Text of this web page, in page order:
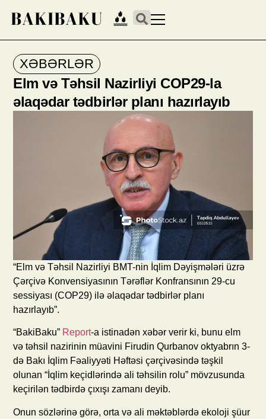
XƏBƏRLƏR
Elm və Təhsil Nazirliyi COP29-la
əlaqədar tədbirlər planı hazırlayıb
“Elm və Təhsil Nazirliyi BMT-nin İqlim Dəyişmələri üzrə
Çərçivə Konvensiyasının Tərəflər Konfransının 29-cu
sessiyası (COP29) ilə əlaqədar tədbirlər planı
hazırlayıb”.
“BakiBaku” Report-a istinadən xəbər verir ki, bunu elm
və təhsil nazirinin müavini Firudin Qurbanov oktyabrın 3-
də Bakı İqlim Fəaliyyəti Həftəsi çərçivəsində təşkil
olunan “İqlim keçidlərində ali təhsilin rolu” mövzusunda
keçirilən tədbirdə çıxışı zamanı deyib.
Onun sözlərinə görə, orta və ali məktəblərdə ekoloji şüur